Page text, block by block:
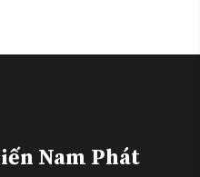
Nam Phát